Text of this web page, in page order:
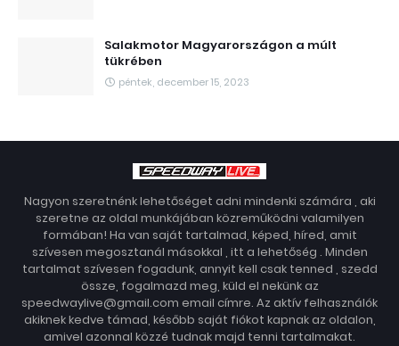
Salakmotor Magyarországon a múlt
tükrében
péntek, december 15, 2023
Nagyon szeretnénk lehetőséget adni mindenki számára , aki
szeretne az oldal munkájában közreműködni valamilyen
formában! Ha van saját tartalmad, képed, híred, amit
szívesen megosztanál másokkal , itt a lehetőség . Minden
tartalmat szívesen fogadunk, annyit kell csak tenned , szedd
össze, fogalmazd meg, küld el nekünk az
speedwaylive@gmail.com email címre. Az aktív felhasználók
akiknek kedve támad, később saját fiókot kapnak az oldalon,
amivel azonnal közzé tudnak majd tenni tartalmakat.